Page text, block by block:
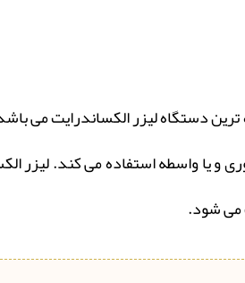
دستگاه لیزر الکساندرایت می‏
می ‏شود.